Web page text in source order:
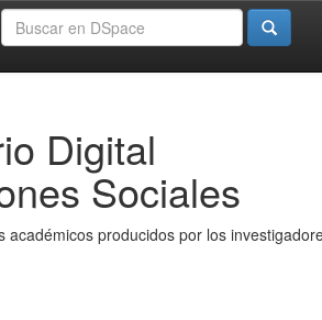
Digital
Sociales
producidos por los